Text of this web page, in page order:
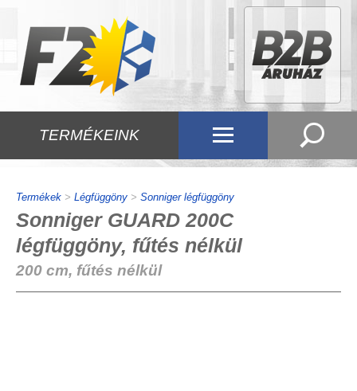
TERMÉKEINK
Termékek > Légfüggöny > Sonniger légfüggöny
Sonniger GUARD 200C
légfüggöny, fűtés nélkül
200 cm, fűtés nélkül